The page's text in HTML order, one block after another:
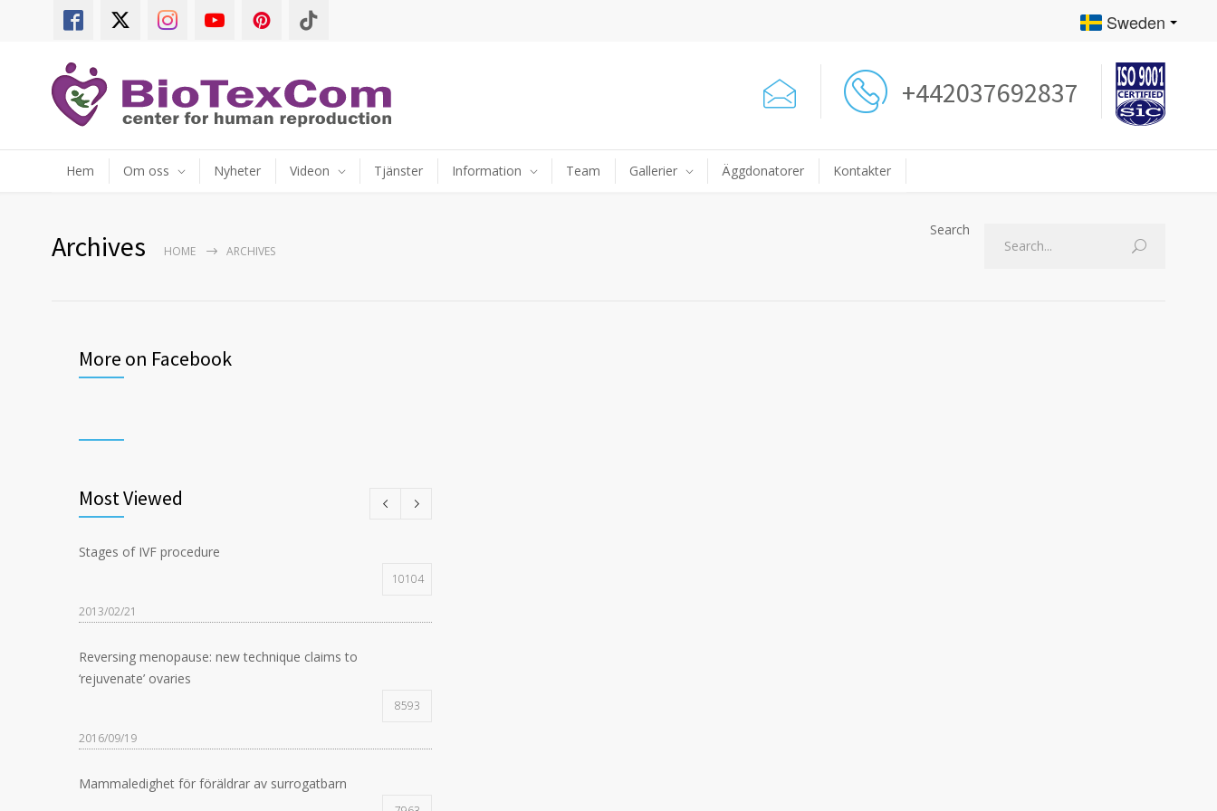
Sweden
+442037692837
Hem Om oss Nyheter Videon Tjänster Information Team Gallerier Äggdonatorer Kontakter
Archives HOME ARCHIVES
Search
More on Facebook
Most Viewed
Stages of IVF procedure
10104
2013/02/21
Reversing menopause: new technique claims to
‘rejuvenate’ ovaries
8593
2016/09/19
Mammaledighet för föräldrar av surrogatbarn